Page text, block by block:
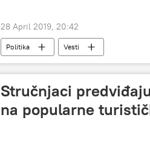
28 April 2019, 20:42
Politika Vesti
Stručnjaci
na popularne